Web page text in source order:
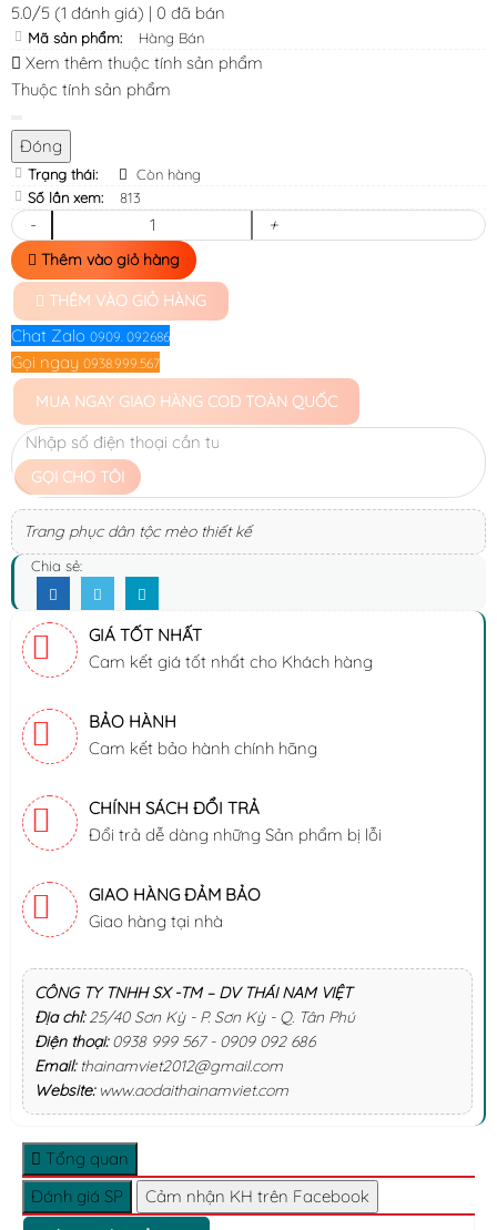
5.0/5 (1 đánh giá) | 0 đã bán
Mã sản phẩm: Hàng Bán
Xem thêm thuộc tính sản phẩm
Thuộc tính sản phẩm
Đóng
Trạng thái:
Còn hàng
Số lần xem:
813
- +
Thêm vào giỏ hàng
THÊM VÀO GIỎ HÀNG
Chat Zalo 0909. 092686
Gọi ngay 0938.999.567
MUA NGAY GIAO HÀNG COD TOÀN QUỐC
GỌI CHO TÔI
Trang phục dân tộc mèo thiết kế
Chia sẻ:
GIÁ TỐT NHẤT
Cam kết giá tốt nhất cho Khách hàng
BẢO HÀNH
Cam kết bảo hành chính hãng
CHÍNH SÁCH ĐỔI TRẢ
Đổi trả dễ dàng những Sản phẩm bị lỗi
GIAO HÀNG ĐẢM BẢO
Giao hàng tại nhà
CÔNG TY TNHH SX -TM – DV THÁI NAM VIỆT
Địa chỉ: 25/40 Sơn Kỳ - P. Sơn Kỳ - Q. Tân Phú
Điện thoại:0938 999 567 - 0909 092 686
Email: thainamviet2012@gmail.com
Website: www.aodaithainamviet.com
Tổng quan
Đánh giá SP
Cảm nhận KH trên Facebook